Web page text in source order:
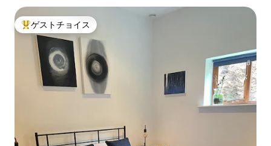
大好評のゲストチョイスです。
ゲストチョイス